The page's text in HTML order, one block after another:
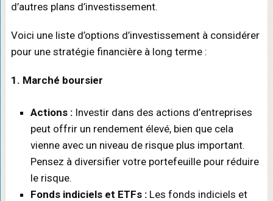
d’autres plans d’investissement.
Voici une liste d’options d’investissement à considérer
pour une stratégie financière à long terme :
1. Marché boursier
Actions :Investir dans des actions d’entreprises
peut offrir un rendement élevé, bien que cela
vienne avec un niveau de risque plus important.
Pensez à diversifier votre portefeuille pour réduire
le risque.
Fonds indiciels et ETFs :Les fonds indiciels et